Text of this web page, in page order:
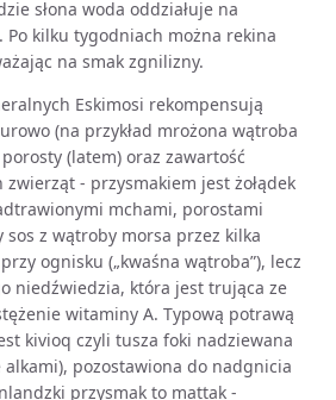
słona woda oddziałuje na
Po kilku tygodniach można rekina
na smak zgnilizny.
Eskimosi rekompensują
(na przykład mrożona wątroba
(latem) oraz zawartość
zwierząt - przysmakiem jest żołądek
mchami, porostami
z wątroby morsa przez kilka
ognisku („kwaśna wątroba”), lecz
niedźwiedzia, która jest trująca ze
witaminy A. Typową potrawą
kivioq czyli tusza foki nadziewana
alkami), pozostawiona do nadgnicia
przysmak to mattak -